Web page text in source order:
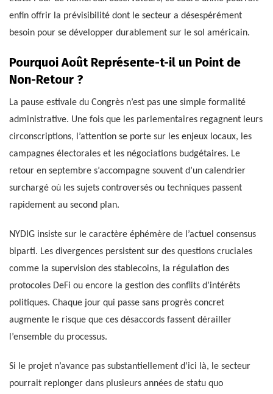
enfin offrir la prévisibilité dont le secteur a désespérément
besoin pour se développer durablement sur le sol américain.
Pourquoi Août Représente-t-il un Point de
Non-Retour ?
La pause estivale du Congrès n’est pas une simple formalité
administrative. Une fois que les parlementaires regagnent leurs
circonscriptions, l’attention se porte sur les enjeux locaux, les
campagnes électorales et les négociations budgétaires. Le
retour en septembre s’accompagne souvent d’un calendrier
surchargé où les sujets controversés ou techniques passent
rapidement au second plan.
NYDIG insiste sur le caractère éphémère de l’actuel consensus
biparti. Les divergences persistent sur des questions cruciales
comme la supervision des stablecoins, la régulation des
protocoles DeFi ou encore la gestion des conflits d’intérêts
politiques. Chaque jour qui passe sans progrès concret
augmente le risque que ces désaccords fassent dérailler
l’ensemble du processus.
Si le projet n’avance pas substantiellement d’ici là, le secteur
pourrait replonger dans plusieurs années de statu quo